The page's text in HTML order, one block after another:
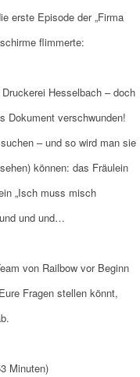
erste Episode der „Firma
flimmerte:
Hesselbach – doch
Dokument verschwunden!
– und so wird man sie
können: das Fräulein
„Isch muss misch
und und…
von Railbow vor Beginn
Fragen stellen könnt,
Minuten)